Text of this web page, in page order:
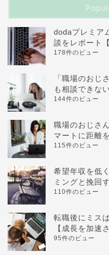
dodaプレミア
談をレポート
178件のビュー
「職場のおじ
も相談できな
144件のビュー
職場のおじさ
マートに距離
115件のビュー
希望年収を低
ミングと挽回
110件のビュー
転職後にミス
【成長を加速
95件のビュー